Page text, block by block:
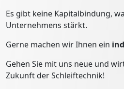
Es gibt keine Kapitalbindung,
Unternehmens stärkt.
Gerne machen wir Ihnen ein
Gehen Sie mit uns neue und
Zukunft der Schleiftechnik!